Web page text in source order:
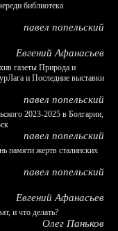
библиотека
павел попельский
Евгений Афанасьев
газеты Природа и
и Последние выставки
павел попельский
2023-2025 в Болгарии,
павел попельский
памяти жертв сталинских
павел попельский
Евгений Афанасьев
и что делать?
Олег Паньков